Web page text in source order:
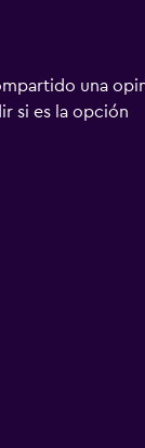
una
si es la opción